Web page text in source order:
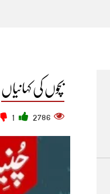
بچوں کی کہانیاں
2786